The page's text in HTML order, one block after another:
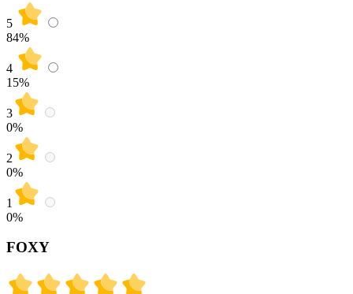
5
84%
4
15%
3
0%
2
0%
1
0%
FOXY